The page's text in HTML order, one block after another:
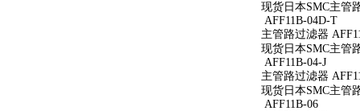
现货日本SMC主管
AFF11B-04D-T
主管路过滤器
现货日本SMC主管
AFF11B-04-J
主管路过滤器
现货日本SMC主管
AFF11B-06